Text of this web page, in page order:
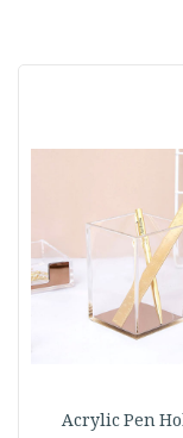
Acrylic Pen